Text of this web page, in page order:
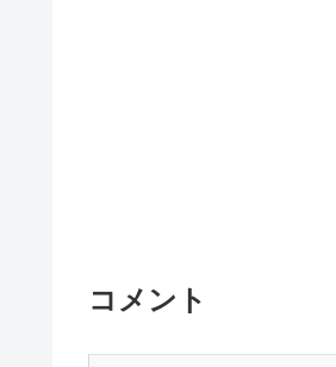
コメント